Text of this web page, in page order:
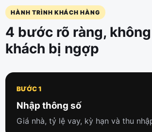
HÀNH TRÌNH KHÁCH HÀNG
4 bước rõ ràng,
khách bị ngợp
BƯỚC 1
Nhập thông số
Giá nhà, tỷ lệ vay, kỳ hạn và thu